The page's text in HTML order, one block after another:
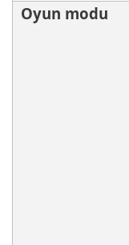
Oyun modu